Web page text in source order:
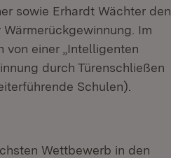
sowie Erhardt Wächter den
Im
einer „Intelligenten
durch Türenschließen
Schulen).
Wettbewerb in den